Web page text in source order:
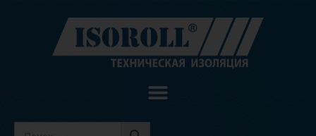
содержимому